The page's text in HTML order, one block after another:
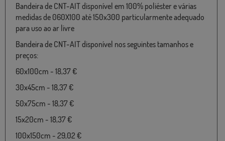
Bandeira de CNT-AIT disponível em 100% poliéster e várias
medidas de 060X100 até 150x300 particularmente adequado
para uso ao ar livre
Bandeira de CNT-AIT disponível nos seguintes tamanhos e
preços:
60x100cm - 18,37 €
30x45cm - 18,37 €
50x75cm - 18,37 €
15x20cm - 18,37 €
100x150cm - 29,02 €